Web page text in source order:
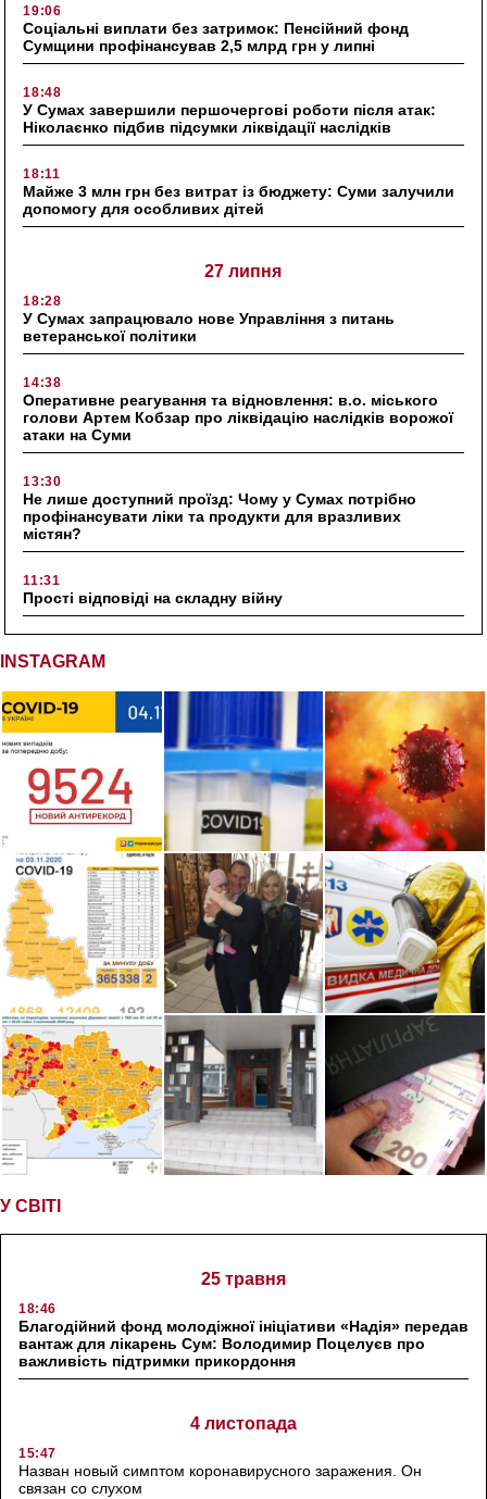
19:06
Соціальні виплати без затримок: Пенсійний фонд
Сумщини профінансував 2,5 млрд грн у липні
18:48
У Сумах завершили першочергові роботи після атак:
Ніколаєнко підбив підсумки ліквідації наслідків
18:11
Майже 3 млн грн без витрат із бюджету: Суми залучили
допомогу для особливих дітей
27 липня
18:28
У Сумах запрацювало нове Управління з питань
ветеранської політики
14:38
Оперативне реагування та відновлення: в.о. міського
голови Артем Кобзар про ліквідацію наслідків ворожої
атаки на Суми
13:30
Не лише доступний проїзд: Чому у Сумах потрібно
профінансувати ліки та продукти для вразливих
містян?
11:31
Прості відповіді на складну війну
INSTAGRAM
У СВІТІ
25 травня
18:46
Благодійний фонд молодіжної ініціативи «Надія» передав
вантаж для лікарень Сум: Володимир Поцелуєв про
важливість підтримки прикордоння
4 листопада
15:47
Назван новый симптом коронавирусного заражения. Он
связан со слухом